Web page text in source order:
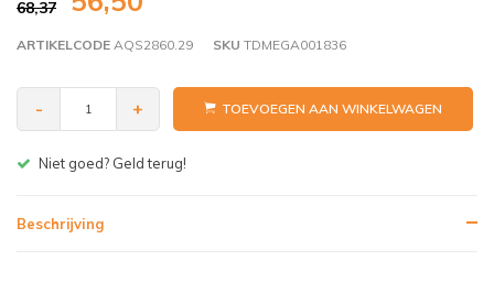
68,37
ARTIKELCODE AQS2860.29 SKU TDMEGA001836
- + TOEVOEGEN AAN WINKELWAGEN
Gratis bezorgen v.a. € 150,- (NL)
Beschrijving